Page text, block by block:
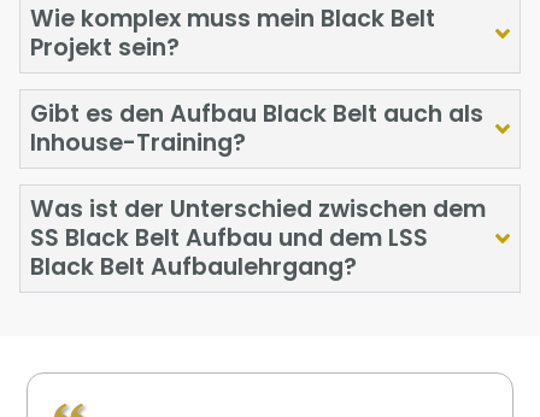
Wie komplex muss mein Black Belt
Projekt sein?
Gibt es den Aufbau Black Belt auch als
Inhouse-Training?
Was ist der Unterschied zwischen dem
SS Black Belt Aufbau und dem LSS
Black Belt Aufbaulehrgang?